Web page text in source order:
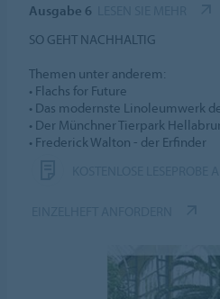
Ausgabe 6
SO GEHT NACHHALTIG
Themen unter anderem:
• Flachs for Future
• Das modernste Linoleumwerk
• Der Münchner Tierpark
• Frederick Walton - der Erfinder